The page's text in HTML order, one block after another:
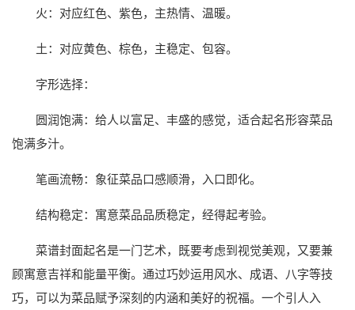
火：对应红色、紫色，主热情、温暖。
土：对应黄色、棕色，主稳定、包容。
字形选择：
圆润饱满：给人以富足、丰盛的感觉，适合起名形容菜品
饱满多汁。
笔画流畅：象征菜品口感顺滑，入口即化。
结构稳定：寓意菜品品质稳定，经得起考验。
菜谱封面起名是一门艺术，既要考虑到视觉美观，又要兼
顾寓意吉祥和能量平衡。通过巧妙运用风水、成语、八字等技
巧，可以为菜品赋予深刻的内涵和美好的祝福。一个引人入